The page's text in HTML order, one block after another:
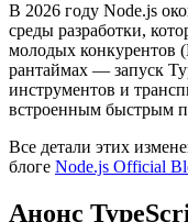
В 2026 году Node.js
среды разработки,
молодых конкурентов
рантаймах — запуск
инструментов и
встроенным быстрым
Все детали этих
блоге Node.js Official
Анонс